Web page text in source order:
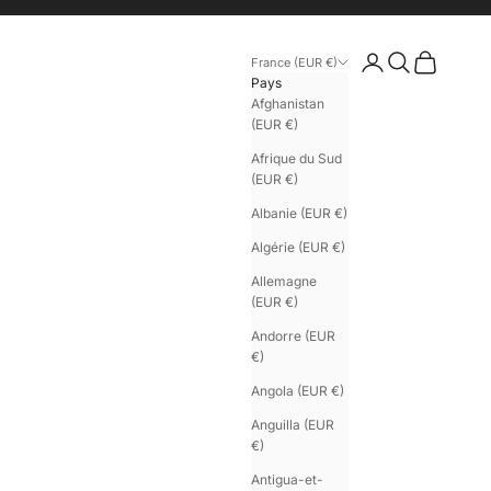
France (EUR €)
Pays
Afghanistan
(EUR €)
Afrique du Sud
(EUR €)
Albanie (EUR €)
Algérie (EUR €)
Allemagne
(EUR €)
Andorre (EUR
€)
Angola (EUR €)
Anguilla (EUR
€)
Antigua-et-
Connexion
Recherche
Panier